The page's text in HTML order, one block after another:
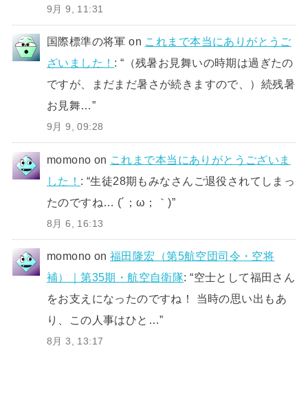
9月 9, 11:31
国際標準の将軍 on これまで本当にありがとうご
ざいました！ : “ （残暑お見舞いの時期は過ぎたの
ですが、まだまだ暑さが続きますので、）続残暑
お見舞…”
9月 9, 09:28
momono on これまで本当にありがとうございま
した！ : “生徒28期もみなさんご退役されてしまっ
たのですね… (´；ω；｀)”
8月 6, 16:13
momono on福田隆宏（第5航空団司令・空将
補）｜第35期・航空自衛隊: “空士として福田さん
をお支えになったのですね！ 当時の思い出もあ
り、この人事はひと…”
8月 3, 13:17